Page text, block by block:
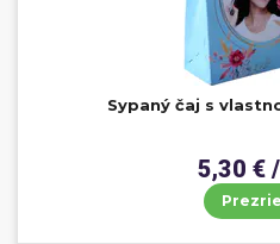
Sypaný čaj s
5,30 €